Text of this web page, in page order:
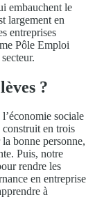
embauchent le
largement en
entreprises
Pôle Emploi
?
sociale
en trois
bonne personne,
Puis, notre
rendre les
en entreprise
à